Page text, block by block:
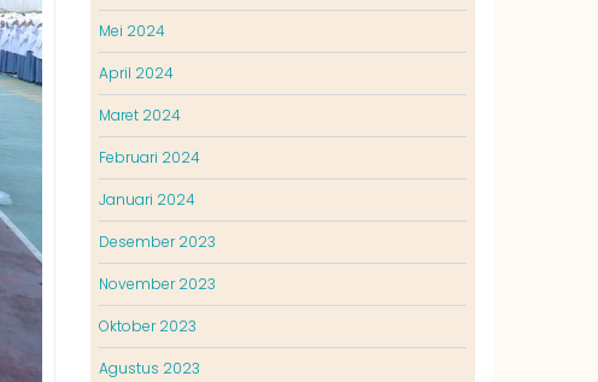
Mei 2024
April 2024
Maret 2024
Februari 2024
Januari 2024
Desember 2023
November 2023
Oktober 2023
Agustus 2023